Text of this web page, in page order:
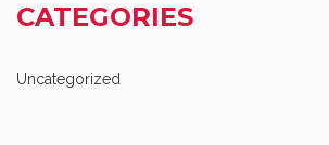
CATEGORIES
Uncategorized